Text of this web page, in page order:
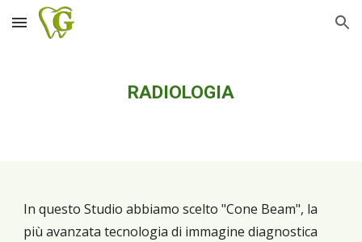
Skip to main content Skip to navigation
RADIOLOGIA
In questo Studio abbiamo scelto "Cone Beam", la
più avanzata tecnologia di immagine diagnostica